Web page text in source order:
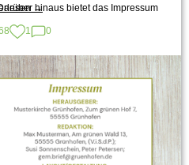
hinaus bietet das Impressum
die Bildnachweise.
„Das
gehört
→
1 0